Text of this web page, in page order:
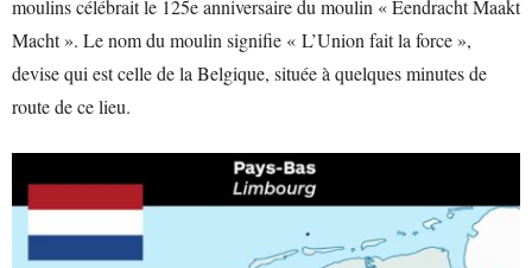
moulins célébrait le 125e anniversaire du moulin « Eendracht Maakt
Macht ». Le nom du moulin signifie « L’Union fait la force »,
devise qui est celle de la Belgique, située à quelques minutes de
route de ce lieu.